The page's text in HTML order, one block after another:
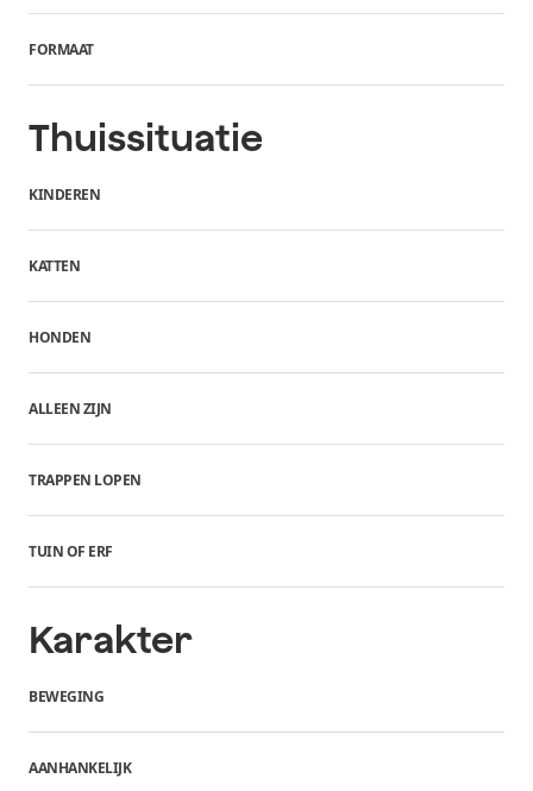
FORMAAT
Thuissituatie
KINDEREN
KATTEN
HONDEN
ALLEEN ZIJN
TRAPPEN LOPEN
TUIN OF ERF
Karakter
BEWEGING
AANHANKELIJK